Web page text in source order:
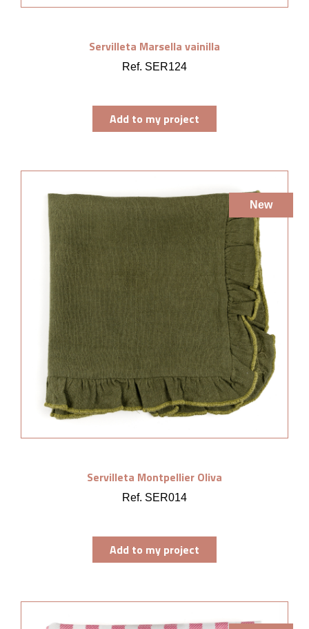
Servilleta Marsella vainilla
Ref. SER124
Add to my project
New
Servilleta Montpellier Oliva
Ref. SER014
Add to my project